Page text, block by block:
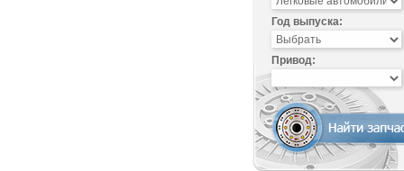
Год выпуска:
Привод: